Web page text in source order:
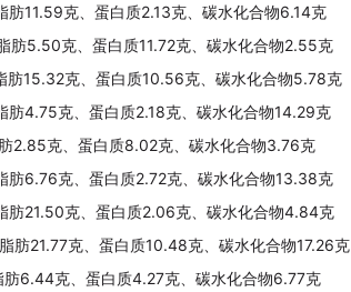
肪11.59克、蛋白质2.13克、碳水化合物6.14克
肪5.50克、蛋白质11.72克、碳水化合物2.55克
肪15.32克、蛋白质10.56克、碳水化合物5.78克
肪4.75克、蛋白质2.18克、碳水化合物14.29克
2.85克、蛋白质8.02克、碳水化合物3.76克
肪6.76克、蛋白质2.72克、碳水化合物13.38克
肪21.50克、蛋白质2.06克、碳水化合物4.84克
肪21.77克、蛋白质10.48克、碳水化合物17.26克
6.44克、蛋白质4.27克、碳水化合物6.77克